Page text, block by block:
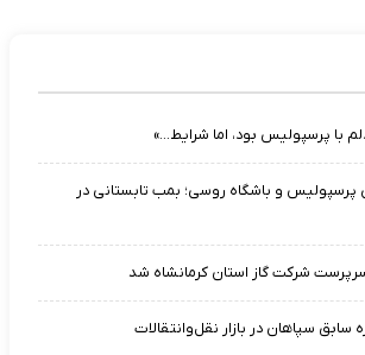
با پرسپولیس بود، اما شرایط…»
دلاری پرسپولیس و باشگاه روسی؛ بمب تابستانی در
شرکت گاز استان کرمانشاه شد
سابق سپاهان در بازار نقل‌وانتقالات